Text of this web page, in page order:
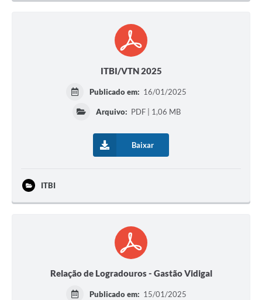
ITBI/VTN 2025
Publicado em: 16/01/2025
Arquivo: PDF | 1,06 MB
Baixar
ITBI
Relação de Logradouros - Gastão Vidigal
Publicado em: 15/01/2025